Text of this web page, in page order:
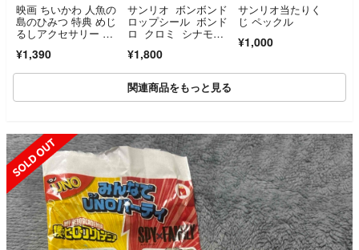
映画 ちいかわ 人魚の
島のひみつ 特典 めじ
るしアクセサリー ラ
¥1,390
サンリオ ボンボンド
ロップシール ボンド
ロ クロミ シナモロ
¥1,800
サンリオ当たりく
じ ペックル
¥1,000
関連商品をもっと見る
SOLD OUT